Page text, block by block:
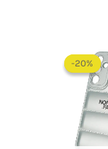
-20%
-20%